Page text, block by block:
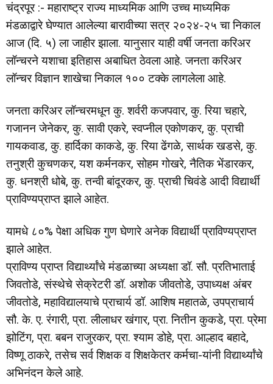
चंद्रपूर :- महाराष्ट्र राज्य माध्यमिक आणि उच्च माध्यमिक
मंडळाद्वारे घेण्यात आलेल्या बारावीच्या सत्र २०२४-२५ चा निकाल
आज (दि. ५) ला जाहीर झाला. यानुसार याही वर्षी जनता करिअर
लॉन्चरने यशाचा इतिहास अबाधित ठेवला आहे. जनता करिअर
लॉन्चर विज्ञान शाखेचा निकाल १०० टक्के लागलेला आहे.
जनता करिअर लॉन्चरमधून कु. शर्वरी कजपवार, कु. रिया चहारे,
गजानन जेनेकर, कु. सावी एकरे, स्वप्नील एकोणकर, कु. प्राची
गायकवाड, कु. हार्दिका काकडे, कु. रिया ढेंगळे, सार्थक खडसे, कु.
तनुश्री कुचणकर, यश कर्मनकर, सोहम गोखरे, नैतिक भेंडारकर,
कु. धनश्री धोबे, कु. तन्वी बांदूरकर, कु. प्राची चिवंडे आदी विद्यार्थी
प्राविण्यप्राप्त झाले आहेत.
यामधे ८०% पेक्षा अधिक गुण घेणारे अनेक विद्यार्थी प्राविण्यप्राप्त
झाले आहेत.
प्राविण्य प्राप्त विद्यार्थ्यांचे मंडळाच्या अध्यक्षा डॉ. सौ. प्रतिभाताई
जिवतोडे, संस्थेचे सेक्रेटरी डॉ. अशोक जीवतोडे, उपाध्यक्ष अंबर
जीवतोडे, महाविद्यालयाचे प्राचार्य डॉ. आशिष महातळे, उपप्राचार्य
सौ. के. ए. रंगारी, प्रा. लीलाधर खंगार, प्रा. नितीन कुकडे, प्रा. प्रेमा
झोटिंग, प्रा. बबन राजुरकर, प्रा. श्याम डोहे, प्रा. आल्हाद बहादे,
विष्णू ठाकरे, तसेच सर्व शिक्षक व शिक्षकेतर कर्मचा-यांनी विद्यार्थ्यांचे
अभिनंदन केले आहे.